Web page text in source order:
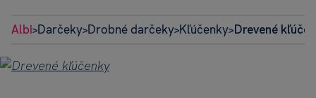
Albi>Darčeky>Drobné darčeky>Kľúčenky>Drevené